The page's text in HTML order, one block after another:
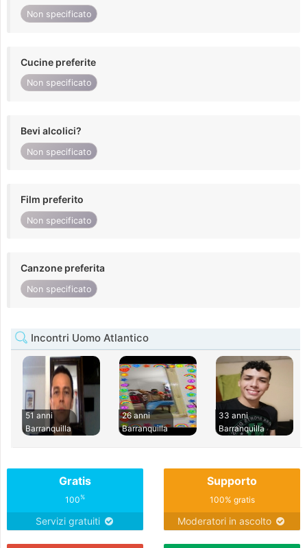
Non specificato
Cucine preferite
Non specificato
Bevi alcolici?
Non specificato
Film preferito
Non specificato
Canzone preferita
Non specificato
Incontri Uomo Atlantico
51 anni
Barranquilla
26 anni
Barranquilla
33 anni
Barranquilla
Gratis
100%
Servizi gratuiti
Supporto
100% gratis
Moderatori in ascolto